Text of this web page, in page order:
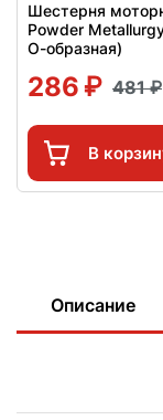
Шестерня
Powder
О-образная)
286 481
В
Описание